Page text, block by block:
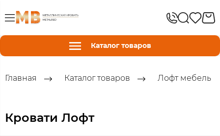
Каталог товаров
Главная Каталог товаров Лофт мебель
Кровати Лофт